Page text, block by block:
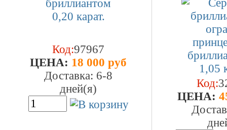
Код:97967
ЦEHA: 18 000 руб
Доставка: 6-8
дней(я)
Код:
ЦEHA: